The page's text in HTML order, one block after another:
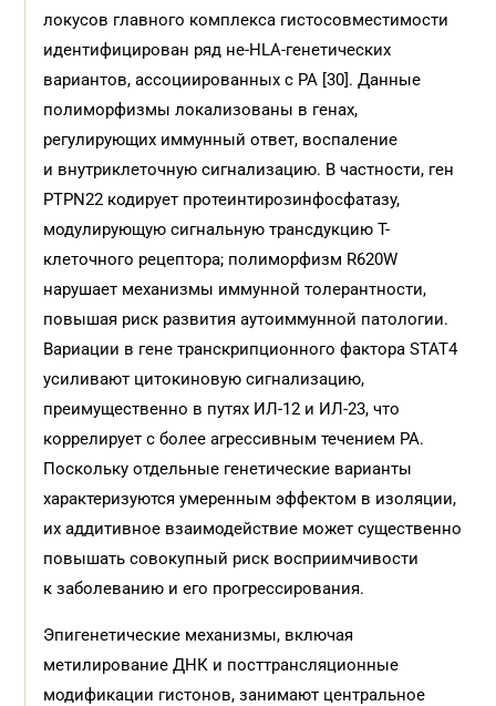
локусов главного комплекса гистосовместимости
идентифицирован ряд не-HLA-генетических
вариантов, ассоциированных с РА [30]. Данные
полиморфизмы локализованы в генах,
регулирующих иммунный ответ, воспаление
и внутриклеточную сигнализацию. В частности, ген
PTPN22 кодирует протеинтирозинфосфатазу,
модулирующую сигнальную трансдукцию Т-
клеточного рецептора; полиморфизм R620W
нарушает механизмы иммунной толерантности,
повышая риск развития аутоиммунной патологии.
Вариации в гене транскрипционного фактора STAT4
усиливают цитокиновую сигнализацию,
преимущественно в путях ИЛ-12 и ИЛ-23, что
коррелирует с более агрессивным течением РА.
Поскольку отдельные генетические варианты
характеризуются умеренным эффектом в изоляции,
их аддитивное взаимодействие может существенно
повышать совокупный риск восприимчивости
к заболеванию и его прогрессирования.
Эпигенетические механизмы, включая
метилирование ДНК и посттрансляционные
модификации гистонов, занимают центральное